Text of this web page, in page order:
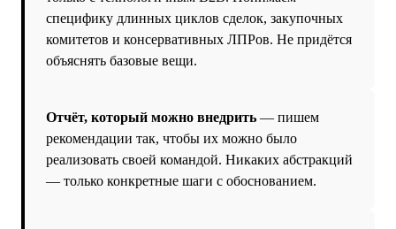
специфику длинных циклов сделок, закупочных
комитетов и консервативных ЛПРов. Не придётся
объяснять базовые вещи.
Отчёт, который можно внедрить — пишем
рекомендации так, чтобы их можно было
реализовать своей командой. Никаких абстракций
— только конкретные шаги с обоснованием.